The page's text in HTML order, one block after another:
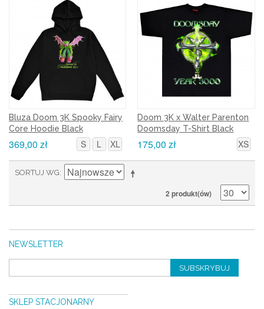
Bluza Doom 3K Spooky Fairy
Core Hoodie Black
S L XL
369,00 zł
Doom 3K x Walter Parenton
Doomsday T-Shirt Black
XS
175,00 zł
SORTUJ WG
2 produkt(ów)
NEWSLETTER
SUBSKRYBUJ
SKLEP STACJONARNY